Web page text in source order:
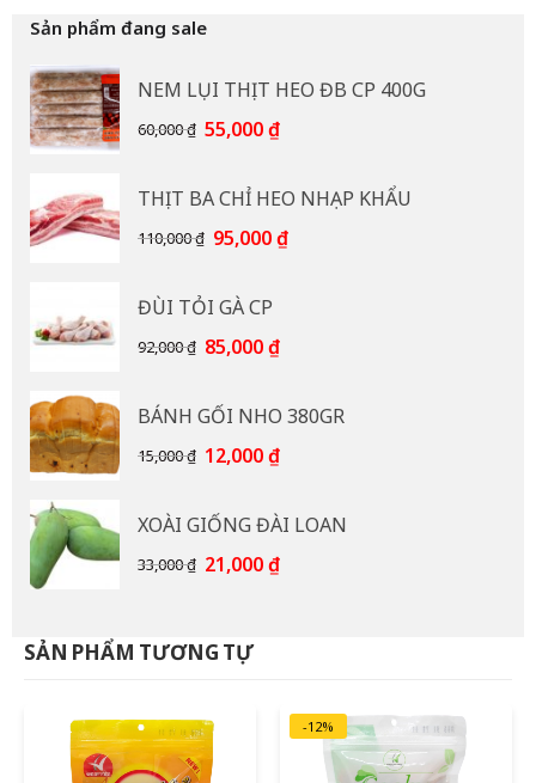
Sản phẩm đang sale
NEM LỤI THỊT HEO ĐB CP 400G
60,000₫ Giá
60,000 ₫.
55,000₫Giá
là:
55,000 ₫.
THỊT BA CHỈ HEO NHẠP KHẨU
110,000₫ Giá
110,000 ₫.
95,000₫Giá
ĐÙI TỎI GÀ CP
92,000₫ Giá
92,000 ₫.
85,000₫Giá
là:
85,000 ₫.
BÁNH GỐI NHO 380GR
15,000₫ Giá
15,000 ₫.
12,000₫Giá
là:
12,000 ₫.
XOÀI GIỐNG ĐÀI LOAN
33,000₫ Giá
33,000 ₫.
21,000₫Giá
SẢN PHẨM TƯƠNG TỰ
-12%